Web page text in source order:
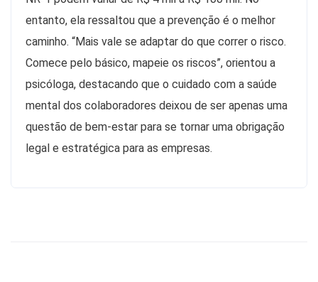
entanto, ela ressaltou que a prevenção é o melhor
caminho. “Mais vale se adaptar do que correr o risco.
Comece pelo básico, mapeie os riscos”, orientou a
psicóloga, destacando que o cuidado com a saúde
mental dos colaboradores deixou de ser apenas uma
questão de bem-estar para se tornar uma obrigação
legal e estratégica para as empresas.